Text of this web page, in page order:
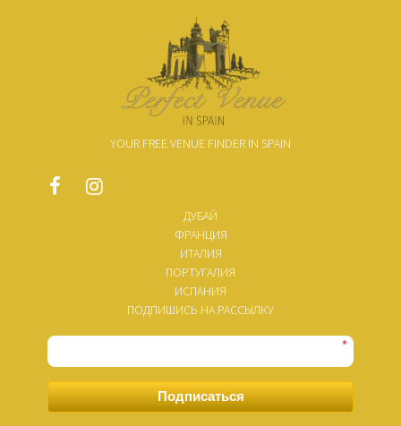
YOUR FREE VENUE FINDER IN SPAIN
ДУБАЙ
ФРАНЦИЯ
ИТАЛИЯ
ПОРТУГАЛИЯ
ИСПАНИЯ
ПОДПИШИСЬ НА РАССЫЛКУ
*
Подписаться